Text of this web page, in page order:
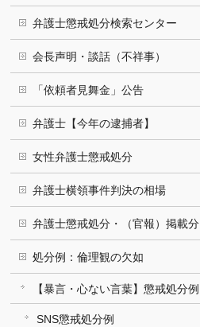
弁護士懲戒処分検索センター
会長声明・談話（不祥事）
「依頼者見舞金」公告
弁護士【今年の逮捕者】
女性弁護士懲戒処分
弁護士横領事件判決の相場
弁護士懲戒処分・（官報）掲載分
処分例：倫理観の欠如
【暴言・心ない言葉】懲戒処分例
SNS懲戒処分例